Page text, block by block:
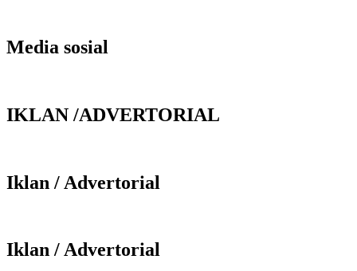
Media sosial
IKLAN /ADVERTORIAL
Iklan / Advertorial
Iklan / Advertorial